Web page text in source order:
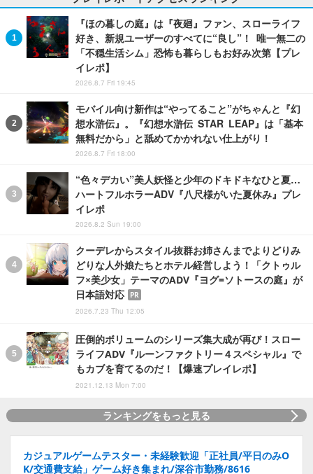
『ほの暮しの庭』は『夜廻』ファン、スローライフ
好き、新規ユーザーのすべてに“良し”！ 唯一無二の
「不穏生活シム」恐怖も暮らしもお好み次第【プレ
イレポ】
2026.8.7 Fri 19:45
モバイル向け新作は“やってること”がちゃんと『幻
想水滸伝』。『幻想水滸伝 STAR LEAP』は「基本
無料だから」と舐めてかかれない仕上がり！
2026.8.7 Fri 18:00
“色々デカい”美人妖怪と少年のドキドキなひと夏…
ハートフルホラーADV『八尺様がいた夏休み』プレ
イレポ
2026.8.2 Sun 19:00
クーデレからスタイル抜群お姉さんまでよりどりみ
どりな人外娘たちとホテル経営しよう！「クトゥル
フ×美少女」テーマのADV『ヨグ=ソトースの庭』が
日本語対応
PR
2026.7.23 Thu 12:05
圧倒的ボリュームのシリーズ集大成が再び！スロー
ライフADV『ルーンファクトリー４スペシャル』で
もカブを育てるのだ！【爆速プレイレポ】
2021.12.13 Mon 7:00
ランキングをもっと見る
カジュアルゲームテスター・未経験歓迎「正社員/平日のみO
K/交通費支給」ゲーム好き集まれ/深谷市勤務/8616